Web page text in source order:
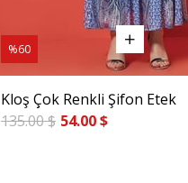
Kloş Çok Renkli Şifon Etek
54.00 $
135.00 $
%60